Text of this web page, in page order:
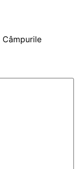
Câmpurile